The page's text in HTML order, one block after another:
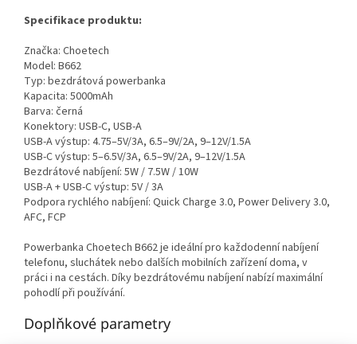
Specifikace produktu:
Značka: Choetech
Model: B662
Typ: bezdrátová powerbanka
Kapacita: 5000mAh
Barva: černá
Konektory: USB-C, USB-A
USB-A výstup: 4.75–5V/3A, 6.5–9V/2A, 9–12V/1.5A
USB-C výstup: 5–6.5V/3A, 6.5–9V/2A, 9–12V/1.5A
Bezdrátové nabíjení: 5W / 7.5W / 10W
USB-A + USB-C výstup: 5V / 3A
Podpora rychlého nabíjení: Quick Charge 3.0, Power Delivery 3.0,
AFC, FCP
Powerbanka Choetech B662 je ideální pro každodenní nabíjení
telefonu, sluchátek nebo dalších mobilních zařízení doma, v
práci i na cestách. Díky bezdrátovému nabíjení nabízí maximální
pohodlí při používání.
Doplňkové parametry